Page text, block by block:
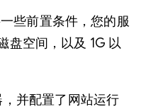
些前置条件，您的服
盘空间，以及 1G 以
并配置了网站运行